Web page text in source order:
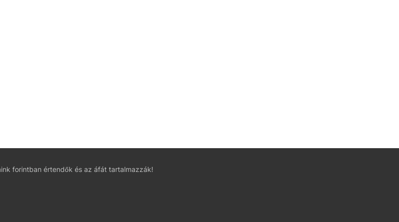
forintban értendők és az áfát tartalmazzák!